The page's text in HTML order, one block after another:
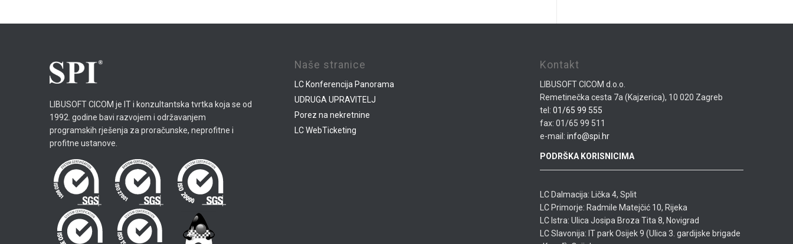
LIBUSOFT CICOM je IT i konzultantska tvrtka koja se od
1992. godine bavi razvojem i održavanjem
programskih rješenja za proračunske, neprofitne i
profitne ustanove.
Naše stranice
LC Konferencija Panorama
UDRUGA UPRAVITELJ
Porez na nekretnine
LC WebTicketing
Kontakt
LIBUSOFT CICOM d.o.o.
Remetinečka cesta 7a (Kajzerica), 10 020 Zagreb
tel:01/65 99 555
fax: 01/65 99 511
e-mail:info@spi.hr
PODRŠKA KORISNICIMA
LC Dalmacija: Lička 4, Split
LC Primorje: Radmile Matejčić 10, Rijeka
LC Istra: Ulica Josipa Broza Tita 8, Novigrad
LC Slavonija: IT park Osijek 9 (Ulica 3. gardijske brigade